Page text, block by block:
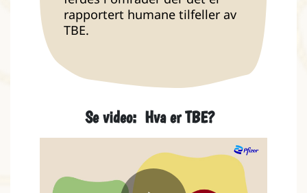
rapportert humane tilfeller av
TBE.
Se video: Hva er TBE?